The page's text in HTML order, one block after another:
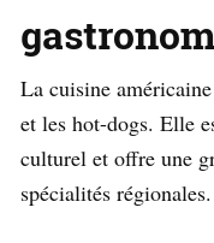
La cuisine
et les hot-dogs. Elle
culturel et offre une
spécialités régionales.